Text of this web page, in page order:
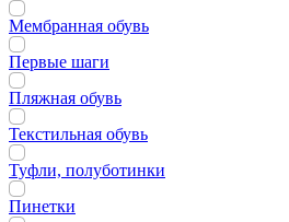
Мембранная обувь
Первые шаги
Пляжная обувь
Текстильная обувь
Туфли, полуботинки
Пинетки